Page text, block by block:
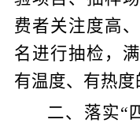
费者关注度高
名 进行抽检，
有温度、有热度
二、落实“